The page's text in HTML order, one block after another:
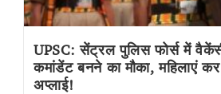
UPSC: सेंट्रल पुलिस फोर्स में
कमांडेंट बनने का मौका, महिलाएं
अप्लाई!